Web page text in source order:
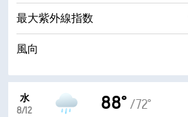
最大紫外線指数
風向
水
8/12
88° /72°